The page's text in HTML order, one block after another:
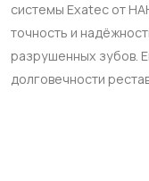
системы Exatec от
точность и
разрушенных зубов.
долговечности